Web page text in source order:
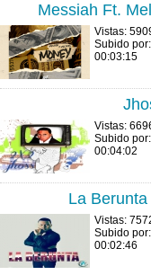
Messiah Ft.
Vistas:
Subido por:
00:03:15
Vistas:
Subido por:
00:04:02
La
Vistas:
Subido por:
00:02:46